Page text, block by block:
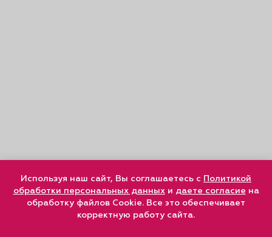
Используя наш сайт, Вы соглашаетесь с Политикой
обработки персональных данныхи даете согласие на
обработку файлов Cookie. Все это обеспечивает
корректную работу сайта.